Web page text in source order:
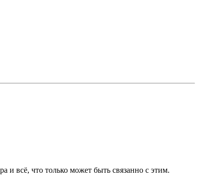
и всё, что только может быть связанно с этим.